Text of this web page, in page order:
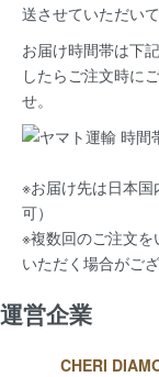
送させていただい
お届け時間帯は下
したらご注文時に
せ。
※お届け先は日本
可）
※複数回のご注文
いただく場合がご
運営企業
CHERI